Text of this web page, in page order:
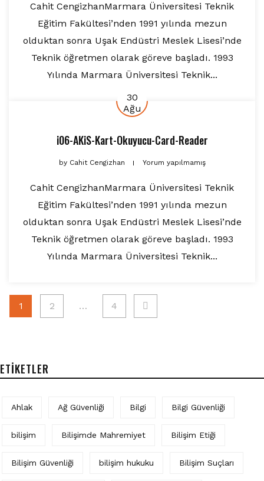
Cahit CengizhanMarmara Üniversitesi Teknik
Eğitim Fakültesi’nden 1991 yılında mezun
olduktan sonra Uşak Endüstri Meslek Lisesi’nde
Teknik öğretmen olarak göreve başladı. 1993
Yılında Marmara Üniversitesi Teknik...
30
Ağu
i06-AKiS-Kart-Okuyucu-Card-Reader
byCahit Cengizhan Yorum yapılmamış
Cahit CengizhanMarmara Üniversitesi Teknik
Eğitim Fakültesi’nden 1991 yılında mezun
olduktan sonra Uşak Endüstri Meslek Lisesi’nde
Teknik öğretmen olarak göreve başladı. 1993
Yılında Marmara Üniversitesi Teknik...
Yazı1 2 … 4
ETIKETLER
Ahlak Ağ Güvenliği Bilgi Bilgi Güvenliği
bilişim Bilişimde Mahremiyet Bilişim Etiği
Bilişim Güvenliği bilişim hukuku Bilişim Suçları